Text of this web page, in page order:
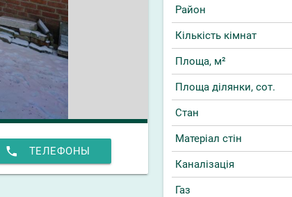
phone ТЕЛЕФОНЫ
Район
Кількість кімнат
Площа, м²
Площа ділянки, сот.
Стан
Матеріал стін
Каналізація
Газ